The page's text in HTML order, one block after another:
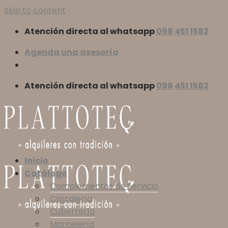
Skip to content
Atención directa al whatsapp098 451 1582
Agenda una asesoría
Atención directa al whatsapp098 451 1582
Inicio
Catálogo
Complementos de Servicio
Cristalería
Cubertería
Mantelería